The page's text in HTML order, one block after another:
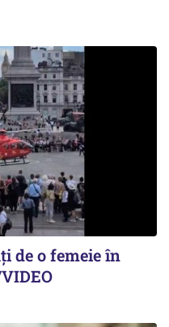
de o femeie în